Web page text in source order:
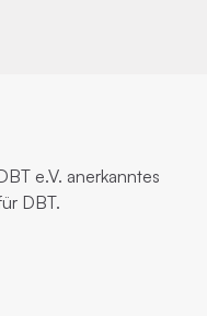
e.V. anerkanntes
DBT.